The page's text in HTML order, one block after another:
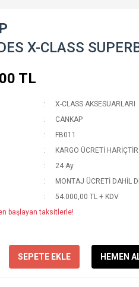
X-CLASS
TL
X-CLASS AKSESUARLARI
CANKAP
FB011
KARGO ÜCRETİ HARİÇTİR.
24 Ay
MONTAJ ÜCRETİ DAHİL
54.000,00 TL + KDV
başlayan taksitlerle!
SEPETE EKLE HEMEN